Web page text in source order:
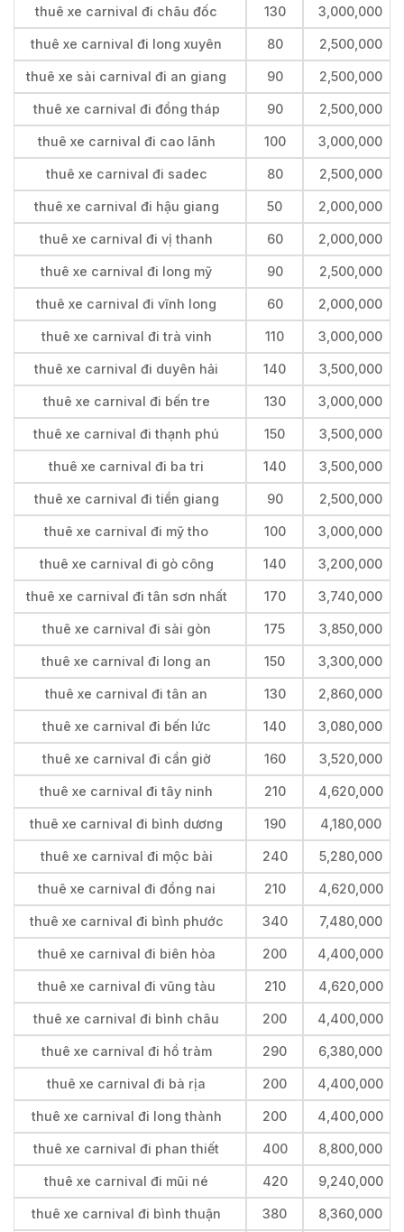
thuê xe carnival đi châu đốc 130 3,000,000
thuê xe carnival đi long xuyên 80 2,500,000
thuê xe sài carnival đi an giang 90 2,500,000
thuê xe carnival đi đồng tháp 90 2,500,000
thuê xe carnival đi cao lãnh 100 3,000,000
thuê xe carnival đi sadec 80 2,500,000
thuê xe carnival đi hậu giang 50 2,000,000
thuê xe carnival đi vị thanh 60 2,000,000
thuê xe carnival đi long mỹ 90 2,500,000
thuê xe carnival đi vĩnh long 60 2,000,000
thuê xe carnival đi trà vinh 110 3,000,000
thuê xe carnival đi duyên hải 140 3,500,000
thuê xe carnival đi bến tre 130 3,000,000
thuê xe carnival đi thạnh phú 150 3,500,000
thuê xe carnival đi ba tri 140 3,500,000
thuê xe carnival đi tiền giang 90 2,500,000
thuê xe carnival đi mỹ tho 100 3,000,000
thuê xe carnival đi gò công 140 3,200,000
thuê xe carnival đi tân sơn nhất 170 3,740,000
thuê xe carnival đi sài gòn 175 3,850,000
thuê xe carnival đi long an 150 3,300,000
thuê xe carnival đi tân an 130 2,860,000
thuê xe carnival đi bến lức 140 3,080,000
thuê xe carnival đi cần giờ 160 3,520,000
thuê xe carnival đi tây ninh 210 4,620,000
thuê xe carnival đi bình dương 190 4,180,000
thuê xe carnival đi mộc bài 240 5,280,000
thuê xe carnival đi đồng nai 210 4,620,000
thuê xe carnival đi bình phước 340 7,480,000
thuê xe carnival đi biên hòa 200 4,400,000
thuê xe carnival đi vũng tàu 210 4,620,000
thuê xe carnival đi bình châu 200 4,400,000
thuê xe carnival đi hồ tràm 290 6,380,000
thuê xe carnival đi bà rịa 200 4,400,000
thuê xe carnival đi long thành 200 4,400,000
thuê xe carnival đi phan thiết 400 8,800,000
thuê xe carnival đi mũi né 420 9,240,000
thuê xe carnival đi bình thuận 380 8,360,000